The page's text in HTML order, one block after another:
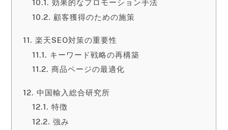
効果的なプロモーション手法
顧客獲得のための施策
楽天SEO対策の重要性
キーワード戦略の再構築
商品ページの最適化
中国輸入総合研究所
特徴
強み